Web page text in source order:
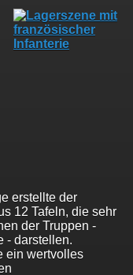
erstellte der
12 Tafeln, die sehr
der Truppen -
- darstellen.
ein wertvolles